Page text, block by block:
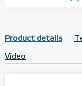
Product details
Video